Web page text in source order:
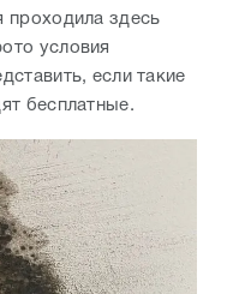
проходила здесь
условия
если такие
бесплатные.